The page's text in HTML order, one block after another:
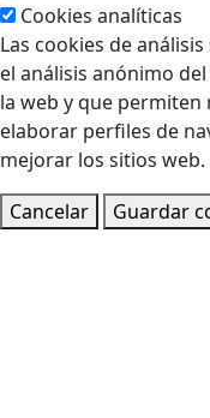
Cookies analíticas
Las cookies de
el análisis anónimo
la web y que
elaborar perfiles de
mejorar los sitios web.
Cancelar
Guardar